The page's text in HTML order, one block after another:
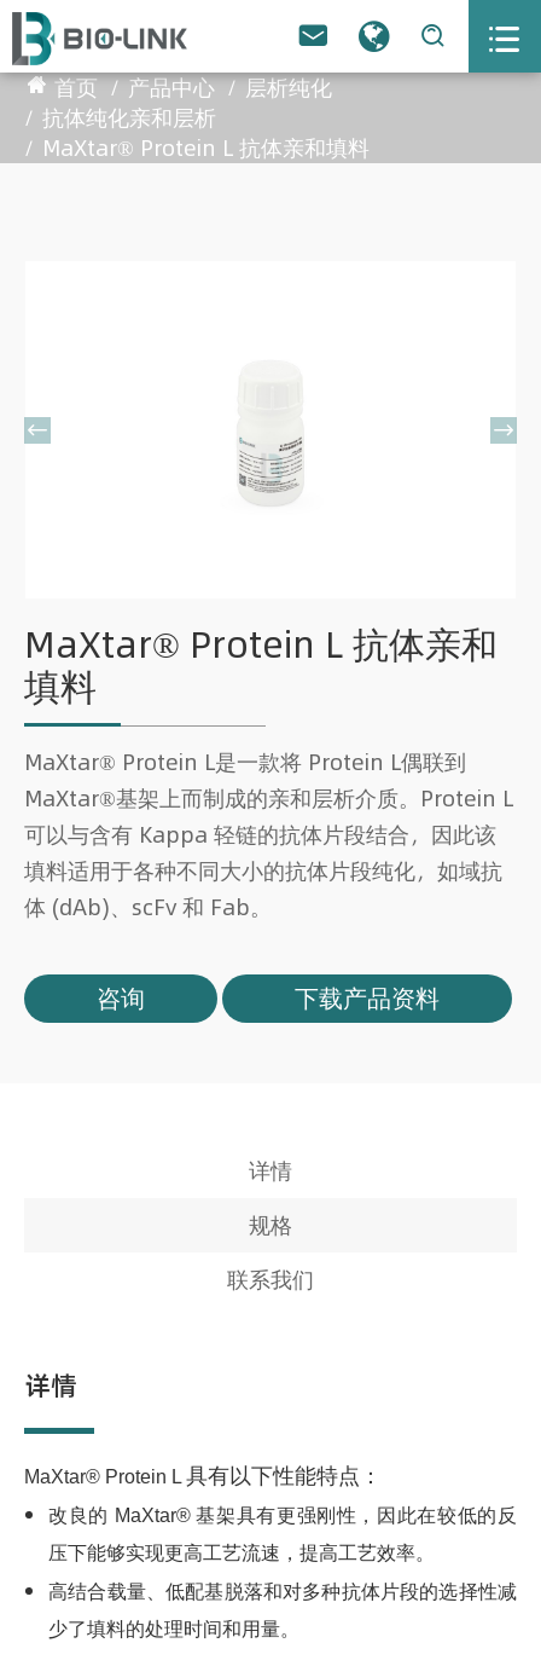
  
首页 产品中心
层析纯化
抗体纯化亲和层析
MaXtar® Protein L 抗体亲和填料
 
MaXtar® Protein L 抗体亲和
填料
MaXtar® Protein L是一款将 Protein L偶联到
MaXtar®基架上而制成的亲和层析介质。Protein L
可以与含有 Kappa 轻链的抗体片段结合，因此该
填料适用于各种不同大小的抗体片段纯化，如域抗
体 (dAb)、scFv 和 Fab。
咨询 下载产品资料
详情
规格
联系我们
详情
MaXtar® Protein L 具有以下性能特点：
改良的 MaXtar®基架具有更强刚性，因此在较低的反
压下能够实现更高工艺流速，提高工艺效率。
高结合载量、低配基脱落和对多种抗体片段的选择性减
少了填料的处理时间和用量。